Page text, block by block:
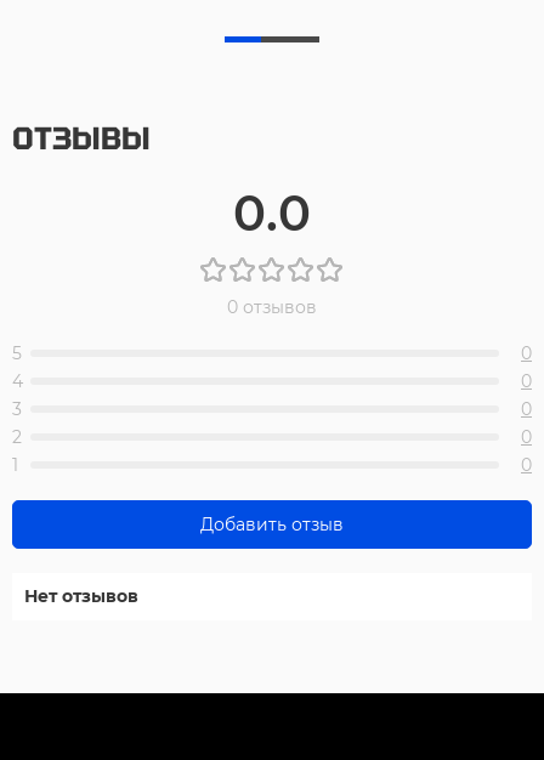
ОТЗЫВЫ
0.0
0 отзывов
5
0
4
0
3
0
2
0
1
0
Добавить отзыв
Нет отзывов